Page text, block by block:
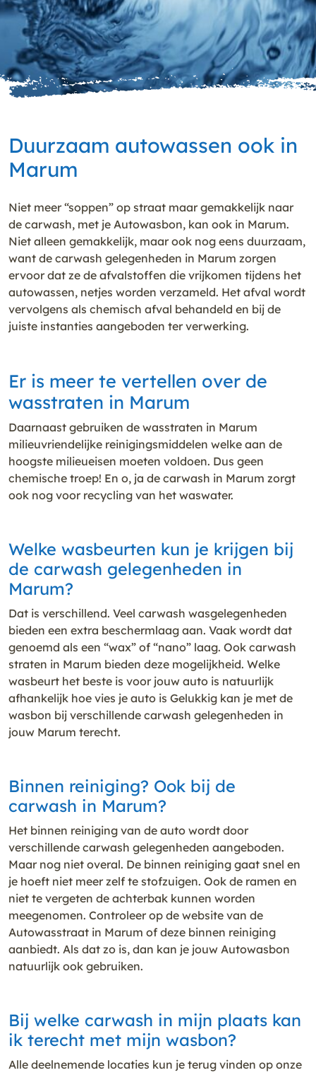
Duurzaam autowassen ook in
Marum
Niet meer “soppen” op straat maar gemakkelijk naar
de carwash, met je Autowasbon, kan ook in Marum.
Niet alleen gemakkelijk, maar ook nog eens duurzaam,
want de carwash gelegenheden in Marum zorgen
ervoor dat ze de afvalstoffen die vrijkomen tijdens het
autowassen, netjes worden verzameld. Het afval wordt
vervolgens als chemisch afval behandeld en bij de
juiste instanties aangeboden ter verwerking.
Er is meer te vertellen over de
wasstraten in Marum
Daarnaast gebruiken de wasstraten in Marum
milieuvriendelijke reinigingsmiddelen welke aan de
hoogste milieueisen moeten voldoen. Dus geen
chemische troep! En o, ja de carwash in Marum zorgt
ook nog voor recycling van het waswater.
Welke wasbeurten kun je krijgen bij
de carwash gelegenheden in
Marum?
Dat is verschillend. Veel carwash wasgelegenheden
bieden een extra beschermlaag aan. Vaak wordt dat
genoemd als een “wax” of “nano” laag. Ook carwash
straten in Marum bieden deze mogelijkheid. Welke
wasbeurt het beste is voor jouw auto is natuurlijk
afhankelijk hoe vies je auto is Gelukkig kan je met de
wasbon bij verschillende carwash gelegenheden in
jouw Marum terecht.
Binnen reiniging? Ook bij de
carwash in Marum?
Het binnen reiniging van de auto wordt door
verschillende carwash gelegenheden aangeboden.
Maar nog niet overal. De binnen reiniging gaat snel en
je hoeft niet meer zelf te stofzuigen. Ook de ramen en
niet te vergeten de achterbak kunnen worden
meegenomen. Controleer op de website van de
Autowasstraat in Marum of deze binnen reiniging
aanbiedt. Als dat zo is, dan kan je jouw Autowasbon
natuurlijk ook gebruiken.
Bij welke carwash in mijn plaats kan
ik terecht met mijn wasbon?
Alle deelnemende locaties kun je terug vinden op onze